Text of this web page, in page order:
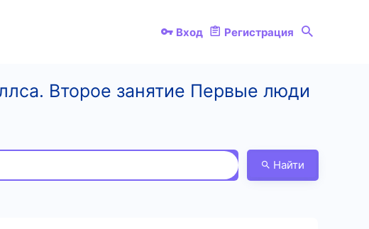
Вход Регистрация
Второе занятие Первые люди
Найти